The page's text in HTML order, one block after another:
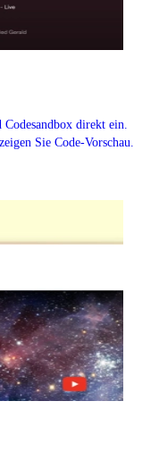
direkt ein.
Sie Code-Vorschau.